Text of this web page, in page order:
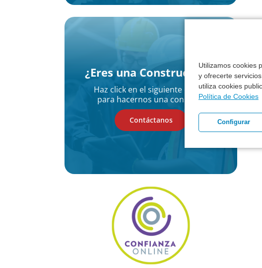
Utilizamos cookies
y ofrecerte
utiliza cookies
Política de Cookies
Configurar
¿Eres una Constructora?
Haz click en el siguiente enlace
para hacernos una consulta.
Contáctanos